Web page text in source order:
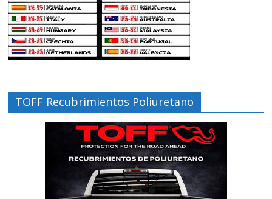
TOFF Recubrimientos Poliuretano